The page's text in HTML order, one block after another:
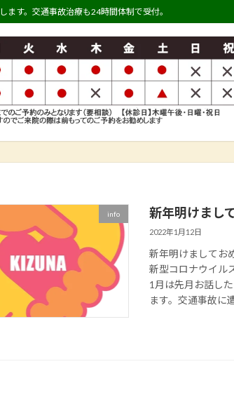
す。交通事故治療も24時間体制で受付。
info 新年明けまし
2022年1月12日
新年明けましてお
新型コロナウイル
1月は先月お話し
ます。交通事故に